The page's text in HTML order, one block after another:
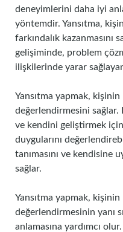
deneyimlerini daha iyi
yöntemdir. Yansıtma,
farkındalık kazanmasını
gelişiminde, problem
ilişkilerinde yarar
Yansıtma yapmak,
değerlendirmesini
ve kendini geliştirmek
duygularını
tanımasını ve kendisine
sağlar.
Yansıtma yapmak,
değerlendirmesinin yanı
anlamasına yardımcı